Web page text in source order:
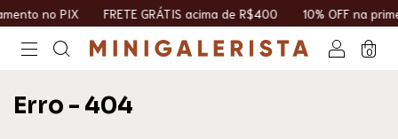
no PIX FRETE GRÁTIS acima de R$400 10% OFF na
0
Erro - 404